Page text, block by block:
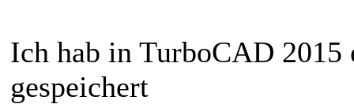
Ich hab in TurboCAD
gespeichert